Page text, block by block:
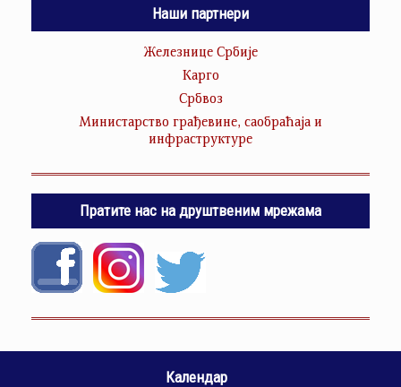
Наши партнери
Железнице Србије
Карго
Србвоз
Министарство грађевине, саобраћаја и
инфраструктуре
Пратите нас на друштвеним мрежама
Календар